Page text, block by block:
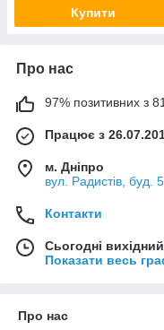
Купити
Про нас
97% позитивних з 81
Працює з
м. Дніпро
вул. Радистів, буд.
Контакти
Сьогодні вихідний
Показати весь
Про нас